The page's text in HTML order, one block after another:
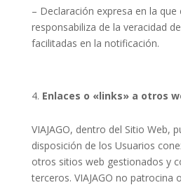
– Declaración expresa en la que
responsabiliza de la veracidad
facilitadas en la notificación.
Enlaces o «links» a otros
VIAJAGO, dentro del Sitio Web,
disposición de los Usuarios
otros sitios web gestionados y
terceros. VIAJAGO no patrocina